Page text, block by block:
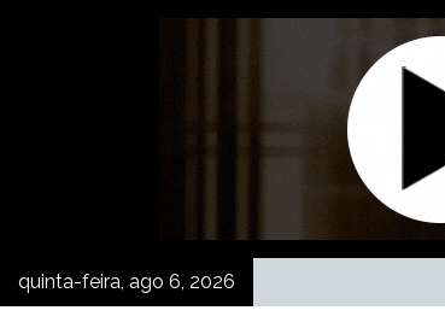
quinta-feira, ago 6, 2026